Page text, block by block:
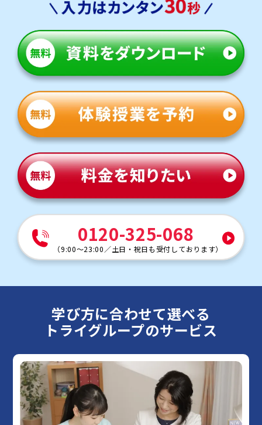
0120-325-068
（9:00～23:00 ／土日・祝日も受付しております）
学び方に合わせて選べる
トライグループのサービス